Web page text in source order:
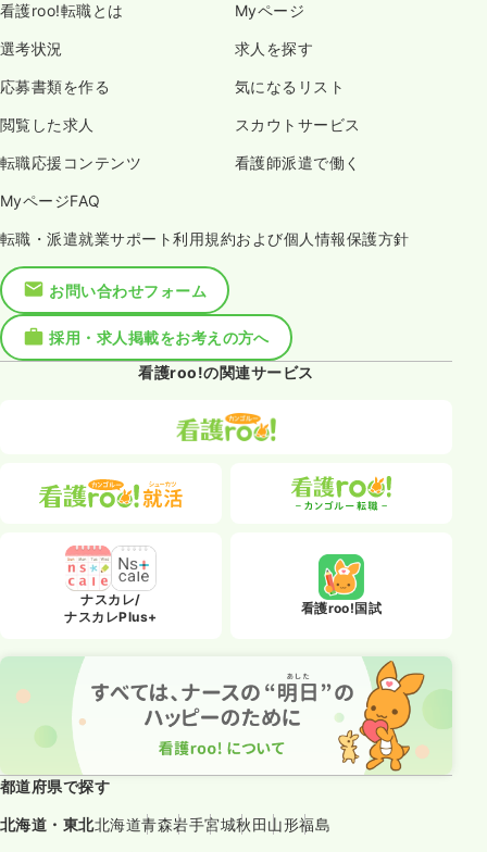
看護roo!転職とは Myページ
選考状況 求人を探す
応募書類を作る 気になるリスト
閲覧した求人 スカウトサービス
転職応援コンテンツ 看護師派遣で働く
MyページFAQ
転職・派遣就業サポート利用規約および個人情報保護方針
お問い合わせフォーム
採用・求人掲載をお考えの方へ
看護roo!の関連サービス
ナスカレ/
ナスカレPlus+
看護roo!国試
都道府県で探す
北海道・東北北海道青森岩手宮城秋田山形福島